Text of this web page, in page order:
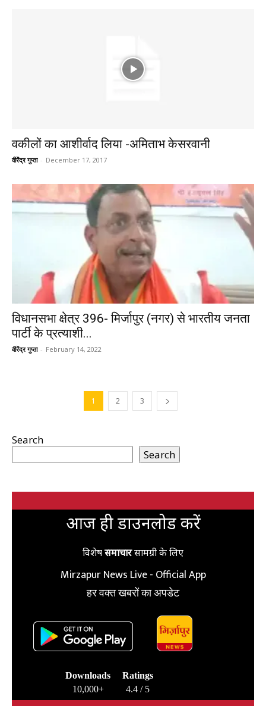
वकीलों का आशीर्वाद लिया -अमिताभ केसरवानी
वीरेंद्र गुप्ता - December 17, 2017
विधानसभा क्षेत्र 396- मिर्जापुर (नगर) से भारतीय जनता
पार्टी के प्रत्याशी...
वीरेंद्र गुप्ता - February 14, 2022
1 2 3
Search
Search
आज ही डाउनलोड करें
विशेषसमाचारसामग्री के लिए
Mirzapur News Live - Official App
हर वक्त खबरों का अपडेट
Downloads
10,000+
Ratings
4.4 / 5